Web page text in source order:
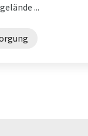
...